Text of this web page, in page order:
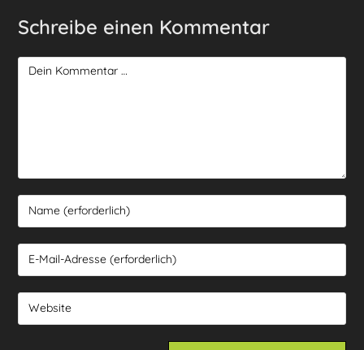
Schreibe einen Kommentar
Kommentar
Gib
deinen
Namen
oder
zum
Kommentieren
Gib
deine
E-
Mail-
Gib
deine